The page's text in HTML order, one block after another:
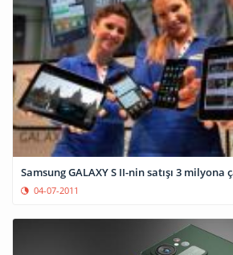
Samsung GALAXY S II-nin satışı 3 milyona
04-07-2011